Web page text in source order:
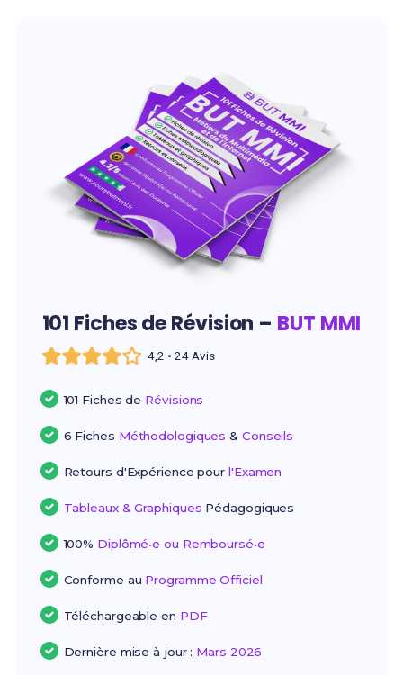
101 Fiches de Révision – BUT MMI
4,2 • 24 Avis
101 Fiches de Révisions
6 Fiches Méthodologiques & Conseils
Retours d'Expérience pour l'Examen
Tableaux & Graphiques Pédagogiques
100% Diplômé•e ou Remboursé•e
Conforme au Programme Officiel
Téléchargeable en PDF
Dernière mise à jour : Mars 2026